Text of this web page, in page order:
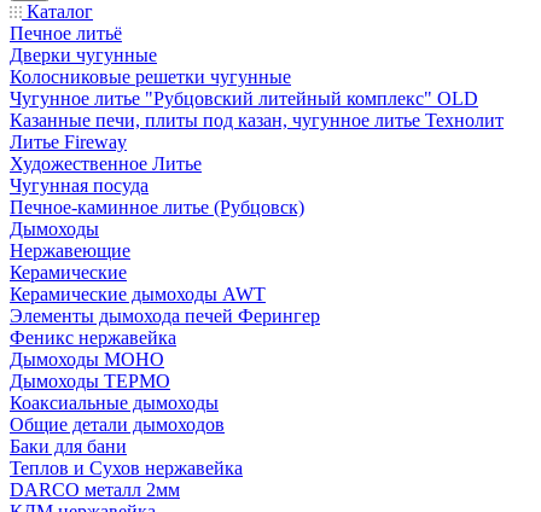
Каталог
Печное литьё
Дверки чугунные
Колосниковые решетки чугунные
Чугунное литье "Рубцовский литейный комплекс" OLD
Казанные печи, плиты под казан, чугунное литье Технолит
Литье Fireway
Художественное Литье
Чугунная посуда
Печное-каминное литье (Рубцовск)
Дымоходы
Нержавеющие
Керамические
Керамические дымоходы AWT
Элементы дымохода печей Ферингер
Феникс нержавейка
Дымоходы МОНО
Дымоходы ТЕРМО
Коаксиальные дымоходы
Общие детали дымоходов
Баки для бани
Теплов и Сухов нержавейка
DARCO металл 2мм